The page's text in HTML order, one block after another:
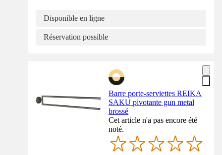
Disponible en ligne
Réservation possible
Barre porte-serviettes REIKA
SAKU pivotante gun metal
brossé
Cet article n'a pas encore été
noté.